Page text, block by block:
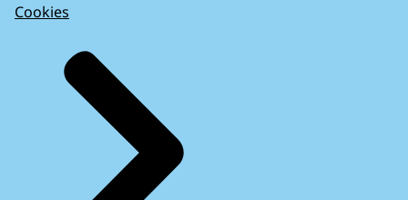
Cookies